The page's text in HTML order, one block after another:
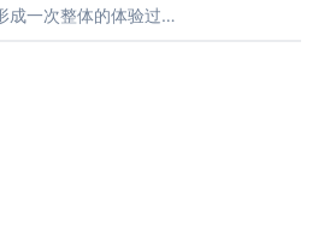
成一次整体的体验过…